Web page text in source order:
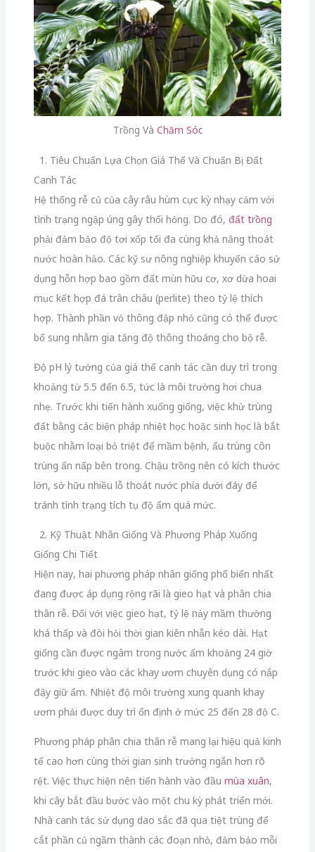
Trồng Và Chăm Sóc
1. Tiêu Chuẩn Lựa Chọn Giá Thể Và Chuẩn Bị Đất
Canh Tác
Hệ thống rễ củ của cây râu hùm cực kỳ nhạy cảm với
tình trạng ngập úng gây thối hỏng. Do đó, đất trồng
phải đảm bảo độ tơi xốp tối đa cùng khả năng thoát
nước hoàn hảo. Các kỹ sư nông nghiệp khuyến cáo sử
dụng hỗn hợp bao gồm đất mùn hữu cơ, xơ dừa hoai
mục kết hợp đá trân châu (perlite) theo tỷ lệ thích
hợp. Thành phần vỏ thông đập nhỏ cũng có thể được
bổ sung nhằm gia tăng độ thông thoáng cho bộ rễ.
Độ pH lý tưởng của giá thể canh tác cần duy trì trong
khoảng từ 5.5 đến 6.5, tức là môi trường hơi chua
nhẹ. Trước khi tiến hành xuống giống, việc khử trùng
đất bằng các biện pháp nhiệt học hoặc sinh học là bắt
buộc nhằm loại bỏ triệt để mầm bệnh, ấu trùng côn
trùng ẩn nấp bên trong. Chậu trồng nên có kích thước
lớn, sở hữu nhiều lỗ thoát nước phía dưới đáy để
tránh tình trạng tích tụ độ ẩm quá mức.
2. Kỹ Thuật Nhân Giống Và Phương Pháp Xuống
Giống Chi Tiết
Hiện nay, hai phương pháp nhân giống phổ biến nhất
đang được áp dụng rộng rãi là gieo hạt và phân chia
thân rễ. Đối với việc gieo hạt, tỷ lệ nảy mầm thường
khá thấp và đòi hỏi thời gian kiên nhẫn kéo dài. Hạt
giống cần được ngâm trong nước ấm khoảng 24 giờ
trước khi gieo vào các khay ươm chuyên dụng có nắp
đậy giữ ẩm. Nhiệt độ môi trường xung quanh khay
ươm phải được duy trì ổn định ở mức 25 đến 28 độ C.
Phương pháp phân chia thân rễ mang lại hiệu quả kinh
tế cao hơn cùng thời gian sinh trưởng ngắn hơn rõ
rệt. Việc thực hiện nên tiến hành vào đầu mùa xuân,
khi cây bắt đầu bước vào một chu kỳ phát triển mới.
Nhà canh tác sử dụng dao sắc đã qua tiệt trùng để
cắt phần củ ngầm thành các đoạn nhỏ, đảm bảo mỗi